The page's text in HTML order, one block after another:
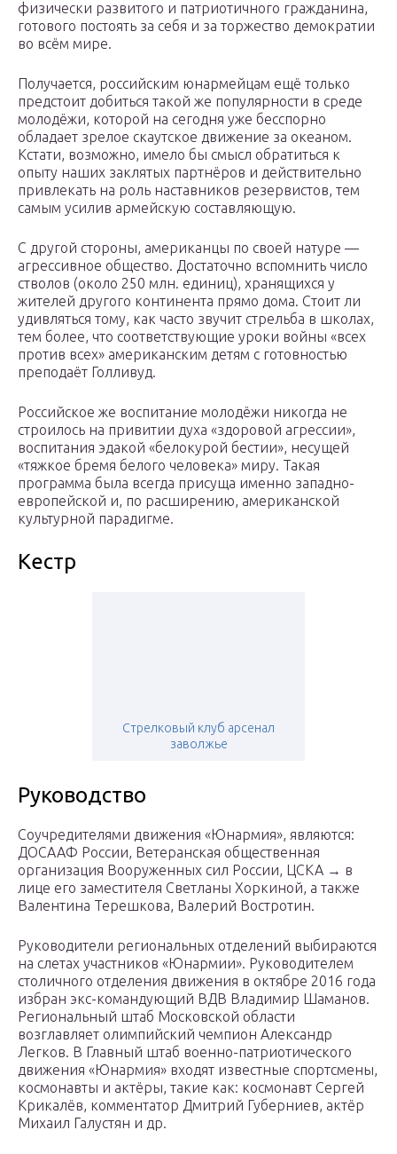
физически развитого и патриотичного гражданина,
готового постоять за себя и за торжество демократии
во всём мире.
Получается, российским юнармейцам ещё только
предстоит добиться такой же популярности в среде
молодёжи, которой на сегодня уже бесспорно
обладает зрелое скаутское движение за океаном.
Кстати, возможно, имело бы смысл обратиться к
опыту наших заклятых партнёров и действительно
привлекать на роль наставников резервистов, тем
самым усилив армейскую составляющую.
С другой стороны, американцы по своей натуре —
агрессивное общество. Достаточно вспомнить число
стволов (около 250 млн. единиц), хранящихся у
жителей другого континента прямо дома. Стоит ли
удивляться тому, как часто звучит стрельба в школах,
тем более, что соответствующие уроки войны «всех
против всех» американским детям с готовностью
преподаёт Голливуд.
Российское же воспитание молодёжи никогда не
строилось на привитии духа «здоровой агрессии»,
воспитания эдакой «белокурой бестии», несущей
«тяжкое бремя белого человека» миру. Такая
программа была всегда присуща именно западно-
европейской и, по расширению, американской
культурной парадигме.
Кестр
Стрелковый клуб арсенал
заволжье
Руководство
Соучредителями движения «Юнармия», являются:
ДОСААФ России, Ветеранская общественная
организация Вооруженных сил России, ЦСКА → в
лице его заместителя Светланы Хоркиной, а также
Валентина Терешкова, Валерий Востротин.
Руководители региональных отделений выбираются
на слетах участников «Юнармии». Руководителем
столичного отделения движения в октябре 2016 года
избран экс-командующий ВДВ Владимир Шаманов.
Региональный штаб Московской области
возглавляет олимпийский чемпион Александр
Легков. В Главный штаб военно-патриотического
движения «Юнармия» входят известные спортсмены,
космонавты и актёры, такие как: космонавт Сергей
Крикалёв, комментатор Дмитрий Губерниев, актёр
Михаил Галустян и др.